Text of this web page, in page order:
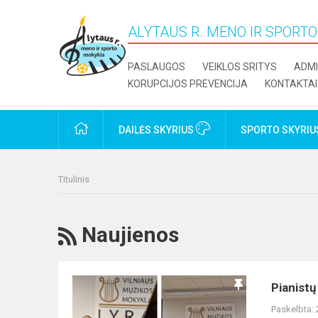
ALYTAUS R. MENO IR
PASLAUGOS VEIKLOS SRITYS
KORUPCIJOS PREVENCIJA
KONTAKTAI
PRADŽIADAILĖS SKYRIUS SPORTO
Titulinis
RSS
Naujienos
Pianistų
etiudų
Paskelbta: